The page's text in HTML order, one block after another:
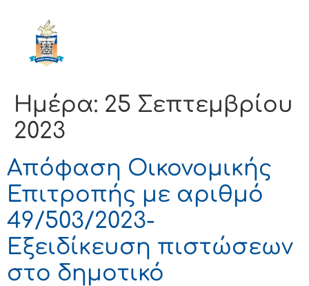
Ημέρα: 25 Σεπτεμβρίου
2023
Απόφαση Οικονομικής
Επιτροπής με αριθμό
49/503/2023-
Εξειδίκευση πιστώσεων
στο δημοτικό